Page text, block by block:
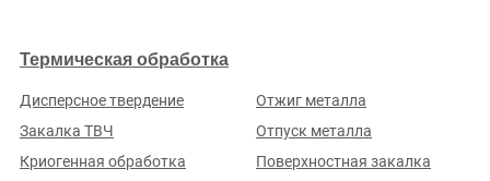
Термическая обработка
Дисперсное твердение
Закалка ТВЧ
Криогенная обработка
Отжиг металла
Отпуск металла
Поверхностная закалка
Блог
подходящий«Тариф»или добавьте наш виджет
Добавить виджет